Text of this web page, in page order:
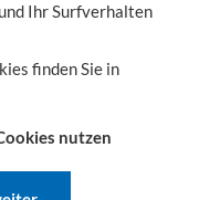
1600 MM
Ihr Surfverhalten
finden Sie in
nutzen